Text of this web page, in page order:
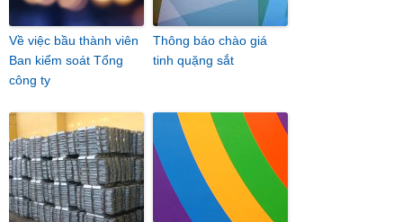
Về việc bầu thành viên
Ban kiểm soát Tổng
công ty
Thông báo chào giá
tinh quặng sắt